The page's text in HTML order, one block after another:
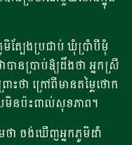
ត្បែងប្រជាប់ ឃុំប្រាំបីមុំ
ានប្រាប់ឱ្យដឹងថា អ្នកស្រី
ោះថា ក្រៅពីមានតម្លៃថោក
លមិនប៉ះពាល់សុខភាព។
មថា ចង់ឃើញអ្នកភូមិដាំ